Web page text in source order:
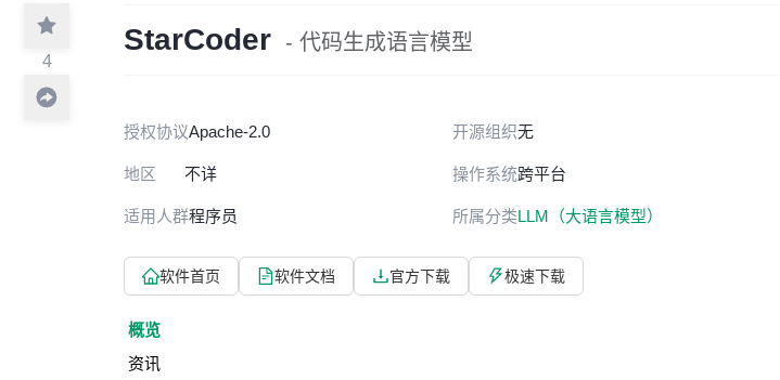
4
StarCoder - 代码生成语言模型
授权协议Apache-2.0 开源组织无
地区 不详 操作系统跨平台
适用人群程序员 所属分类LLM（大语言模型）
软件首页 软件文档 官方下载 极速下载
概览
资讯